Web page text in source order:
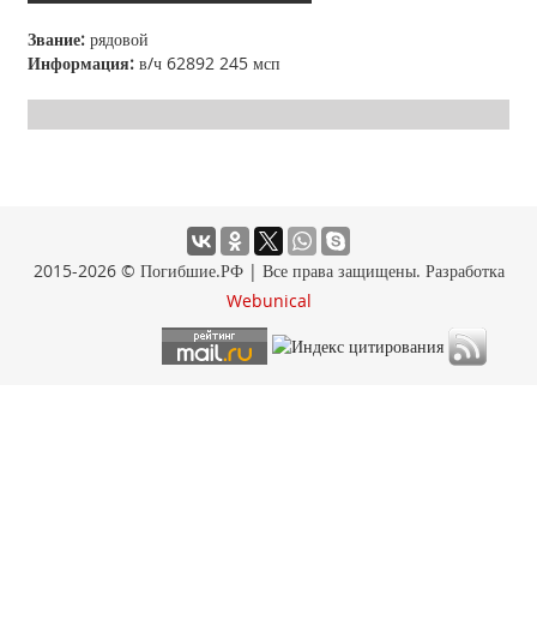
Звание: рядовой
Информация: в/ч 62892 245 мсп
2015-2026 © Погибшие.РФ | Все права защищены. Разработка
Webunical